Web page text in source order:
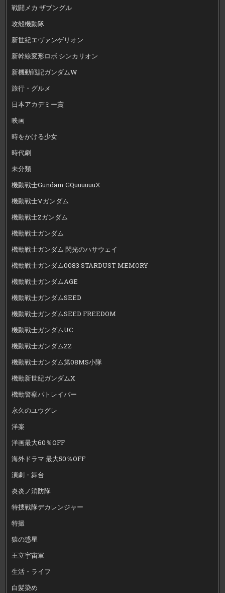
戦闘メカ ザブングル
攻殻機動隊
新世紀エヴァンゲリオン
新幹線変形ロボ シンカリオン
新機動戦記ガンダムW
旅行・グルメ
日本アカデミー賞
映画
時をかける少女
時代劇
未分類
機動戦士Gundam GQuuuuuuX
機動戦士Vガンダム
機動戦士Zガンダム
機動戦士ガンダム
機動戦士ガンダム 閃光のハサウェイ
機動戦士ガンダム0083 STARDUST MEMORY
機動戦士ガンダムAGE
機動戦士ガンダムSEED
機動戦士ガンダムSEED FREEDOM
機動戦士ガンダムUC
機動戦士ガンダムZZ
機動戦士ガンダム第08MS小隊
機動新世紀ガンダムX
機動警察パトレイバー
永久のユウグレ
洋楽
洋画最大60％OFF
海外ドラマ 最大50％OFF
演劇・舞台
炎炎ノ消防隊
特捜戦隊デカレンジャー
特撮
猿の惑星
王立宇宙軍
生活・ライフ
白髪染め